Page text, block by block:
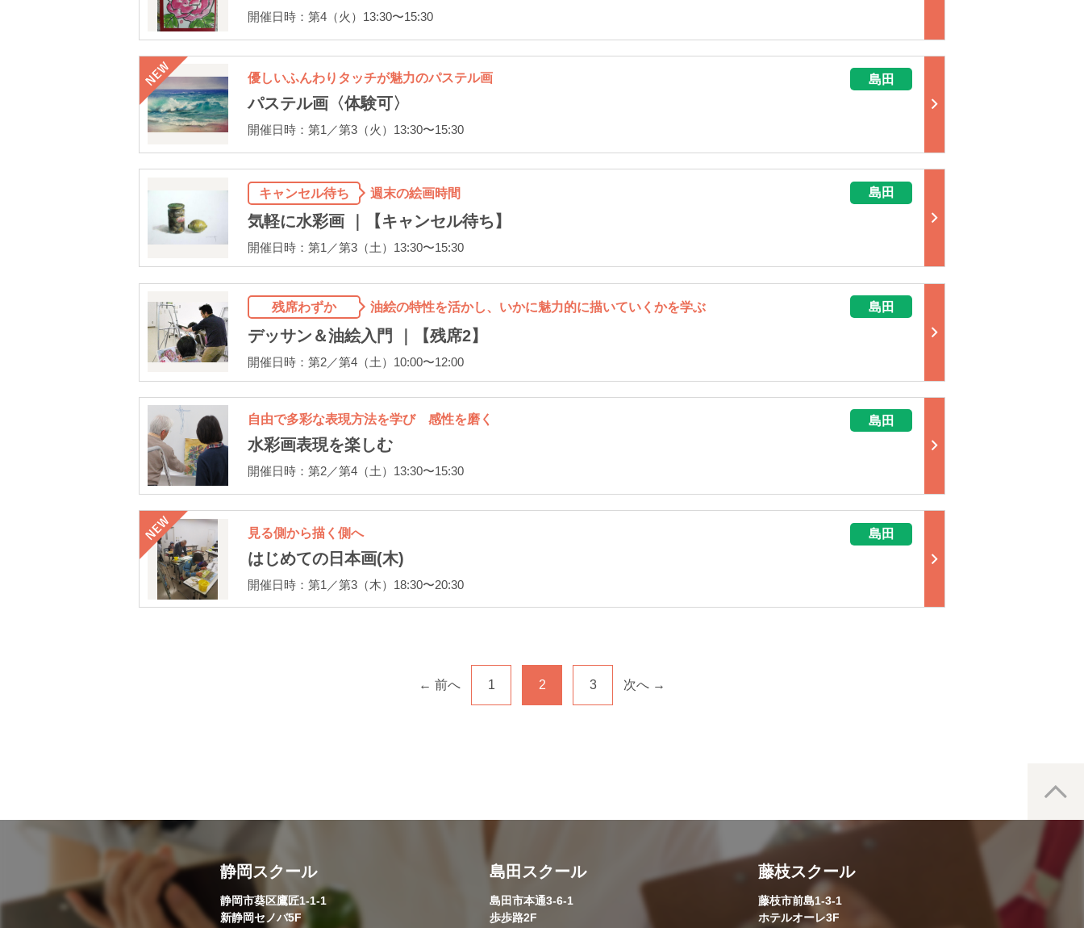
開催日時：第4（火）13:30〜15:30
優しいふんわりタッチが魅力のパステル画
パステル画〈体験可〉
開催日時：第1／第3（火）13:30〜15:30
島田
キャンセル待ち 週末の絵画時間
気軽に水彩画 ｜【キャンセル待ち】
開催日時：第1／第3（土）13:30〜15:30
島田
残席わずか 油絵の特性を活かし、いかに魅力的に描いていくかを学ぶ
デッサン＆油絵入門 ｜【残席2】
開催日時：第2／第4（土）10:00〜12:00
島田
自由で多彩な表現方法を学び 感性を磨く
水彩画表現を楽しむ
開催日時：第2／第4（土）13:30〜15:30
島田
見る側から描く側へ
はじめての日本画(木)
開催日時：第1／第3（木）18:30〜20:30
島田
← 前へ 1 2 3 次へ →
静岡スクール
静岡市葵区鷹匠1-1-1
新静岡セノバ5F
島田スクール
島田市本通3-6-1
歩歩路2F
藤枝スクール
藤枝市前島1-3-1
ホテルオーレ3F